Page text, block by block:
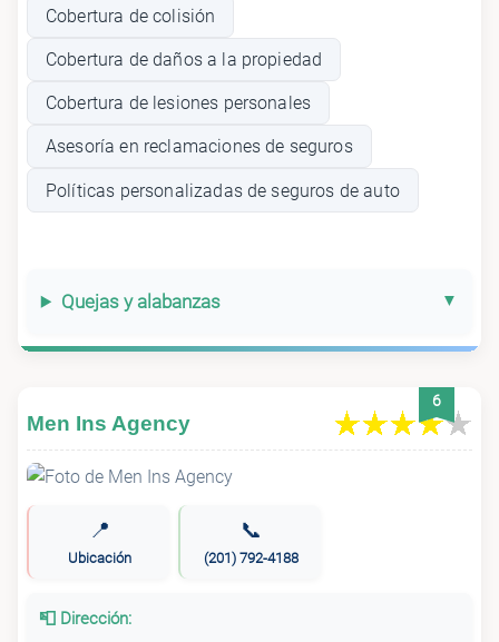
Cobertura de colisión
Cobertura de daños a la propiedad
Cobertura de lesiones personales
Asesoría en reclamaciones de seguros
Políticas personalizadas de seguros de auto
Quejas y alabanzas
6
Men Ins Agency
📍
Ubicación
📞
(201) 792-4188
📮 Dirección: